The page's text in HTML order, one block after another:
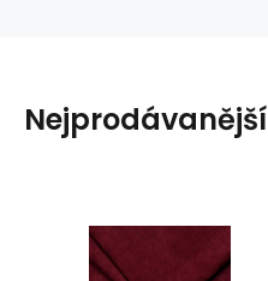
Nejprodávanější
Potahová
8595721059915
Kč
Skladem
Složení